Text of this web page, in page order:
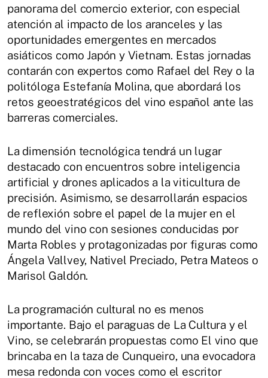
panorama del comercio exterior, con especial
atención al impacto de los aranceles y las
oportunidades emergentes en mercados
asiáticos como Japón y Vietnam. Estas jornadas
contarán con expertos como Rafael del Rey o la
politóloga Estefanía Molina, que abordará los
retos geoestratégicos del vino español ante las
barreras comerciales.
La dimensión tecnológica tendrá un lugar
destacado con encuentros sobre inteligencia
artificial y drones aplicados a la viticultura de
precisión. Asimismo, se desarrollarán espacios
de reflexión sobre el papel de la mujer en el
mundo del vino con sesiones conducidas por
Marta Robles y protagonizadas por figuras como
Ángela Vallvey, Nativel Preciado, Petra Mateos o
Marisol Galdón.
La programación cultural no es menos
importante. Bajo el paraguas de La Cultura y el
Vino, se celebrarán propuestas como El vino que
brincaba en la taza de Cunqueiro, una evocadora
mesa redonda con voces como el escritor